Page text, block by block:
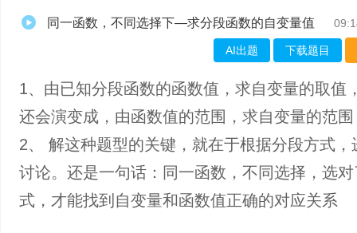
同一函数，不同选择下—求分段函数的自变量值
AI出题 下载题目
1、​由已知分段函数的函数值，求自变量的取值
还会演变成，由函数值的范围，求自变量的范
2、 解这种题型的关键，就在于根据分段方式，
讨论。还是一句话：同一函数，不同选择，选
式，才能找到自变量和函数值正确的对应关系